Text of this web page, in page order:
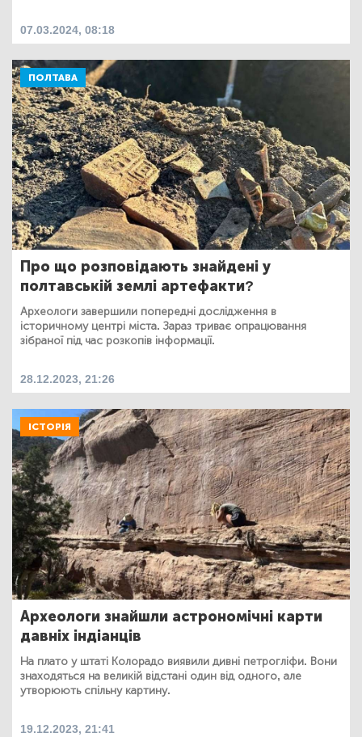
07.03.2024, 08:18
ПОЛТАВА
Про що розповідають знайдені у
полтавській землі артефакти?
Археологи завершили попередні дослідження в
історичному центрі міста. Зараз триває опрацювання
зібраної під час розкопів інформації.
28.12.2023, 21:26
ІСТОРІЯ
Археологи знайшли астрономічні карти
давніх індіанців
На плато у штаті Колорадо виявили дивні петрогліфи. Вони
знаходяться на великій відстані один від одного, але
утворюють спільну картину.
19.12.2023, 21:41